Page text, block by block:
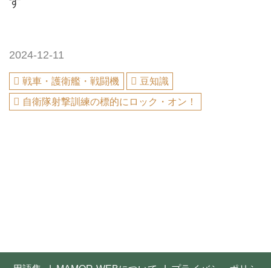
2024-12-11
戦車・護衛艦・戦闘機
豆知識
自衛隊射撃訓練の標的にロック・オン！